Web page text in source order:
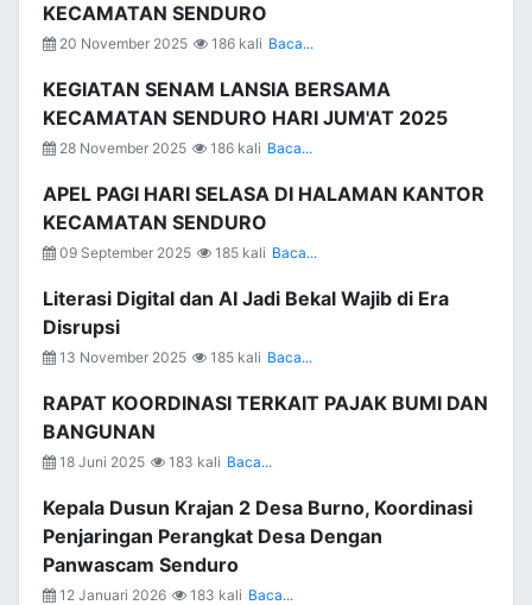
KECAMATAN SENDURO
20 November 2025 186 kali Baca...
KEGIATAN SENAM LANSIA BERSAMA
KECAMATAN SENDURO HARI JUM'AT 2025
28 November 2025 186 kali Baca...
APEL PAGI HARI SELASA DI HALAMAN KANTOR
KECAMATAN SENDURO
09 September 2025 185 kali Baca...
Literasi Digital dan AI Jadi Bekal Wajib di Era
Disrupsi
13 November 2025 185 kali Baca...
RAPAT KOORDINASI TERKAIT PAJAK BUMI DAN
BANGUNAN
18 Juni 2025 183 kali Baca...
Kepala Dusun Krajan 2 Desa Burno, Koordinasi
Penjaringan Perangkat Desa Dengan
Panwascam Senduro
12 Januari 2026 183 kali Baca...